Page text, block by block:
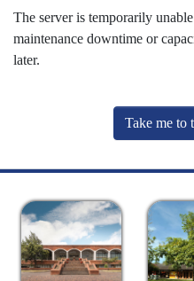
The server is temporarily
maintenance downtime or
later.
Take me to